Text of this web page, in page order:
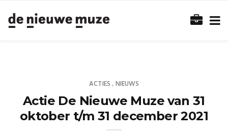
ACTIES , NIEUWS
Actie De Nieuwe Muze van 31
oktober t/m 31 december 2021